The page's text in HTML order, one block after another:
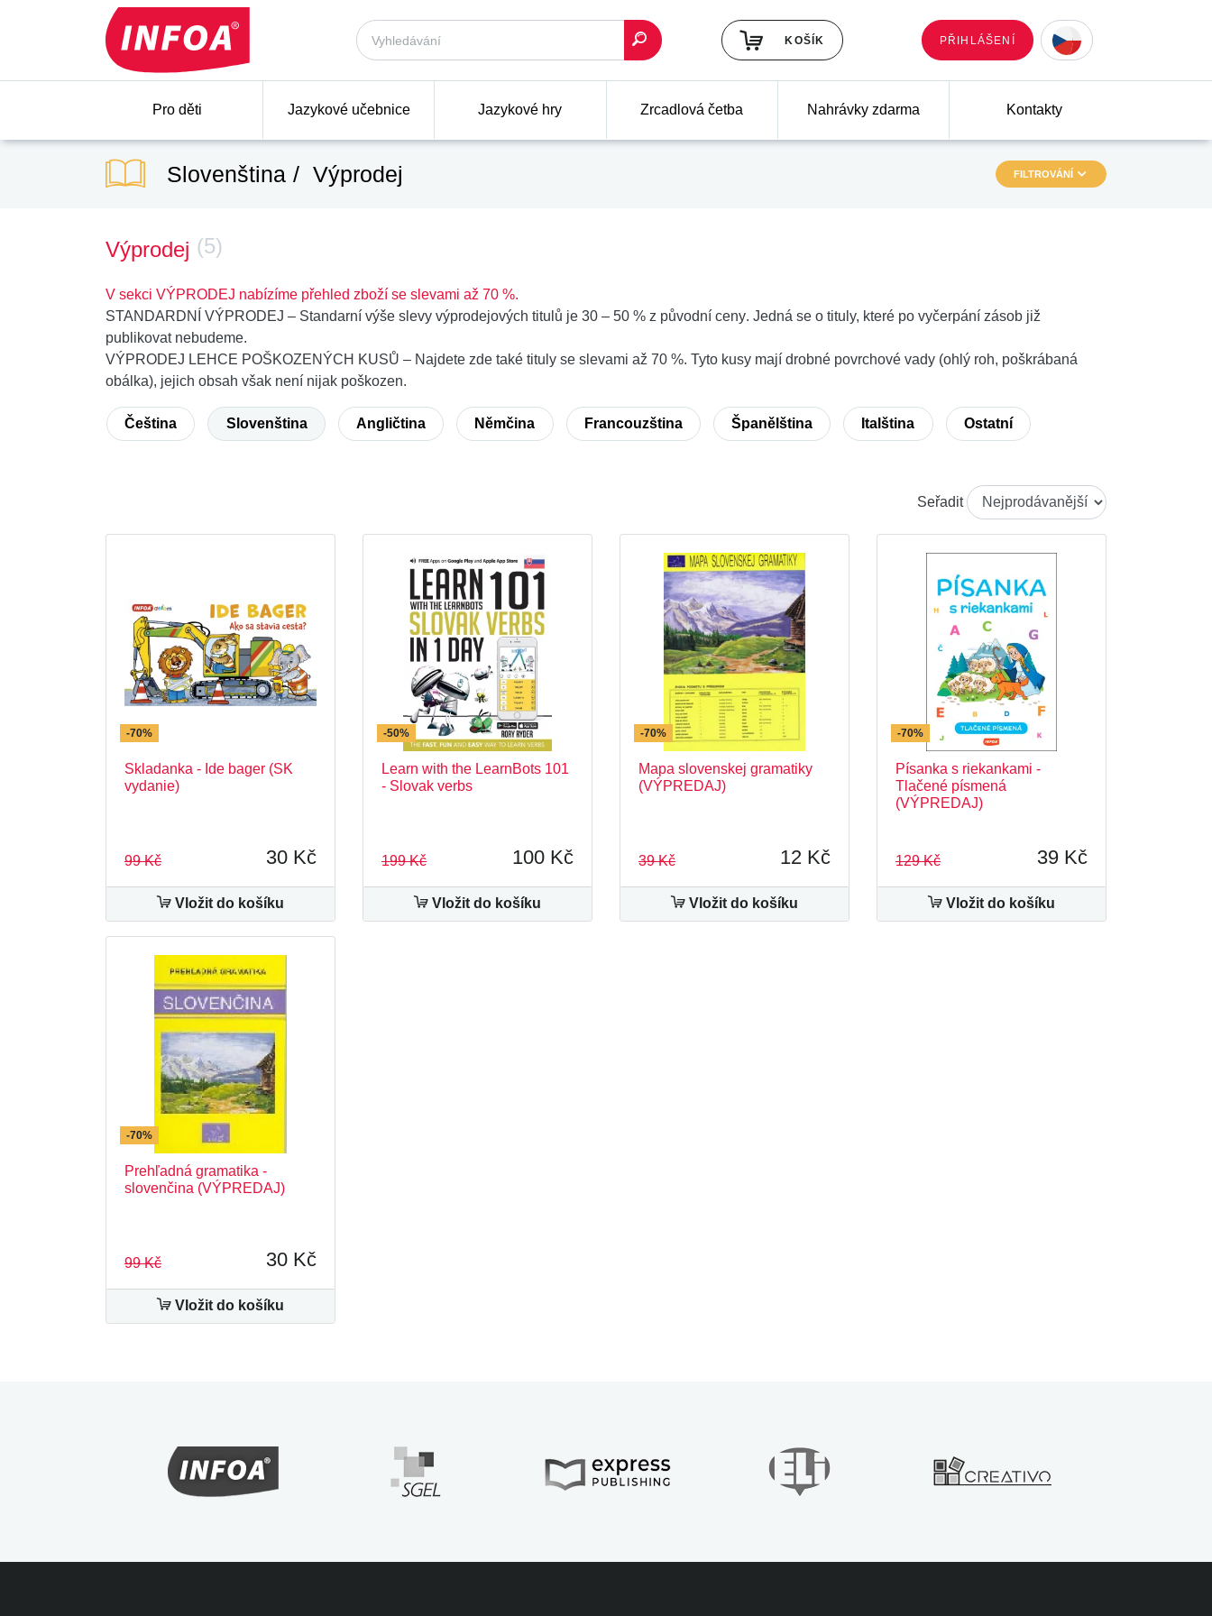
KOŠÍK PŘIHLÁŠENÍ
Pro děti Jazykové učebnice Jazykové hry Zrcadlová četba Nahrávky zdarma Kontakty
Slovenština Výprodej FILTROVÁNÍ
Výprodej (5)
V sekci VÝPRODEJ nabízíme přehled zboží se slevami až 70 %.
STANDARDNÍ VÝPRODEJ – Standarní výše slevy výprodejových titulů je 30 – 50 % z původní ceny. Jedná se o tituly, které po vyčerpání zásob již
publikovat nebudeme.
VÝPRODEJ LEHCE POŠKOZENÝCH KUSŮ – Najdete zde také tituly se slevami až 70 %. Tyto kusy mají drobné povrchové vady (ohlý roh, poškrábaná
obálka), jejich obsah však není nijak poškozen.
Čeština Slovenština Angličtina Němčina Francouzština Španělština Italština Ostatní
Seřadit
-70%
Skladanka - Ide bager (SK
vydanie)
99 Kč 30 Kč
Vložit do košíku
-50%
Learn with the LearnBots 101
- Slovak verbs
199 Kč 100 Kč
Vložit do košíku
-70%
Mapa slovenskej gramatiky
(VÝPREDAJ)
39 Kč 12 Kč
Vložit do košíku
-70%
Písanka s riekankami -
Tlačené písmená
(VÝPREDAJ)
129 Kč 39 Kč
Vložit do košíku
-70%
Prehľadná gramatika -
slovenčina (VÝPREDAJ)
99 Kč 30 Kč
Vložit do košíku